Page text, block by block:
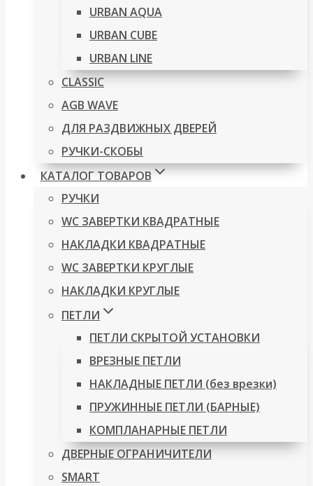
URBAN AQUA
URBAN CUBE
URBAN LINE
CLASSIC
AGB WAVE
ДЛЯ РАЗДВИЖНЫХ ДВЕРЕЙ
РУЧКИ-СКОБЫ
КАТАЛОГ ТОВАРОВ
РУЧКИ
WC ЗАВЕРТКИ КВАДРАТНЫЕ
НАКЛАДКИ КВАДРАТНЫЕ
WC ЗАВЕРТКИ КРУГЛЫЕ
НАКЛАДКИ КРУГЛЫЕ
ПЕТЛИ
ПЕТЛИ СКРЫТОЙ УСТАНОВКИ
ВРЕЗНЫЕ ПЕТЛИ
НАКЛАДНЫЕ ПЕТЛИ (без врезки)
ПРУЖИННЫЕ ПЕТЛИ (БАРНЫЕ)
КОМПЛАНАРНЫЕ ПЕТЛИ
ДВЕРНЫЕ ОГРАНИЧИТЕЛИ
SMART